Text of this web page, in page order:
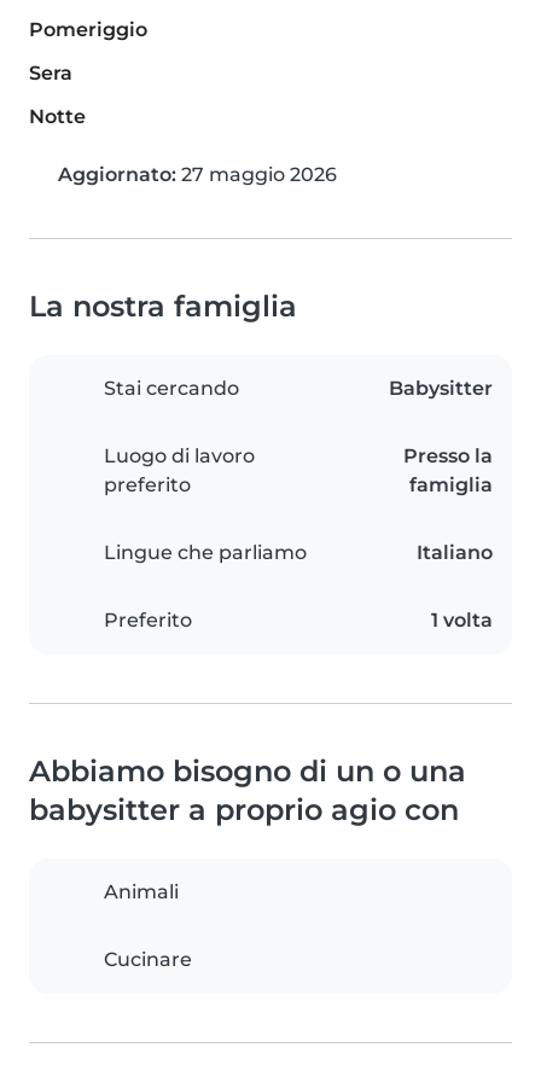
Pomeriggio
Sera
Notte
Aggiornato: 27 maggio 2026
La nostra famiglia
Stai cercando Babysitter
Luogo di lavoro
preferito
Presso la
famiglia
Lingue che parliamo Italiano
Preferito 1 volta
Abbiamo bisogno di un o una
babysitter a proprio agio con
Animali
Cucinare